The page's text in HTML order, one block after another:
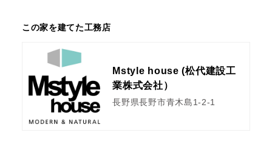
この家を建てた工務店
Mstyle house (松代建設工
業株式会社）
長野県長野市青木島1-2-1